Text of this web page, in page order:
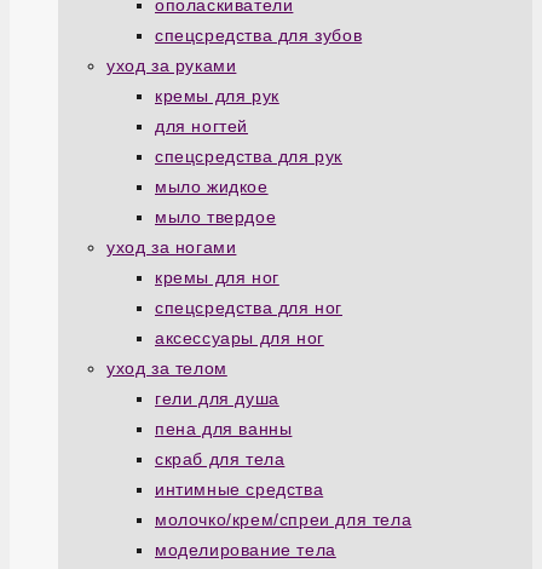
ополаскиватели
спецсредства для зубов
уход за руками
кремы для рук
для ногтей
спецсредства для рук
мыло жидкое
мыло твердое
уход за ногами
кремы для ног
спецсредства для ног
аксессуары для ног
уход за телом
гели для душа
пена для ванны
скраб для тела
интимные средства
молочко/крем/спреи для тела
моделирование тела